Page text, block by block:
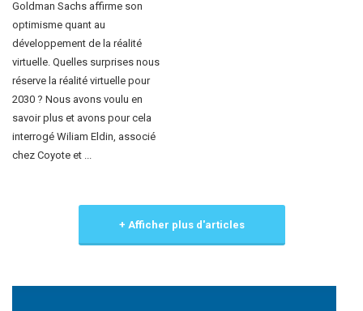
Goldman Sachs affirme son
optimisme quant au
développement de la réalité
virtuelle. Quelles surprises nous
réserve la réalité virtuelle pour
2030 ? Nous avons voulu en
savoir plus et avons pour cela
interrogé Wiliam Eldin, associé
chez Coyote et ...
+ Afficher plus d'articles